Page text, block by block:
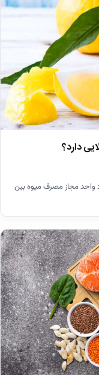
دارد؟
واحد مجاز مصرف میوه بین